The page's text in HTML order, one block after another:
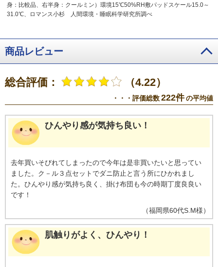
身：比較品、右半身：クールミン）環境15℃50%RH敷パッドスケール15.0～
31.0℃、ロマンス小杉 人間環境・睡眠科学研究所調べ
商品レビュー
総合評価： （4.22）
・・・評価総数222件の平均値
ひんやり感が気持ち良い！
去年買いそびれてしまったので今年は是非買いたいと思ってい
ました。ク－ル３点セットでダニ防止と言う所にひかれまし
た。ひんやり感が気持ち良く、掛け布団も今の時期丁度良良い
です！
（福岡県60代S.M様）
肌触りがよく、ひんやり！